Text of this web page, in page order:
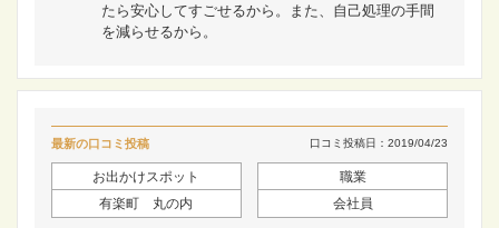
たら安心してすごせるから。また、自己処理の手間
を減らせるから。
最新の口コミ投稿 口コミ投稿日：2019/04/23
お出かけスポット
有楽町 丸の内
職業
会社員